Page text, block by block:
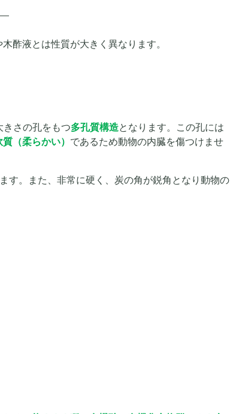
酢液とは性質が大きく異なります。
さの孔をもつ多孔質構造となります。この孔には
質（柔らかい） であるため動物の内臓を傷つけませ
す。また、非常に硬く、炭の角が鋭角となり動物の